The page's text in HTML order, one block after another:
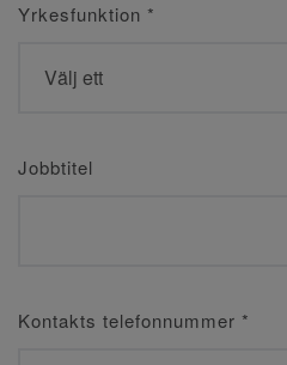
Yrkesfunktion *
Jobbtitel
Kontakts telefonnummer *